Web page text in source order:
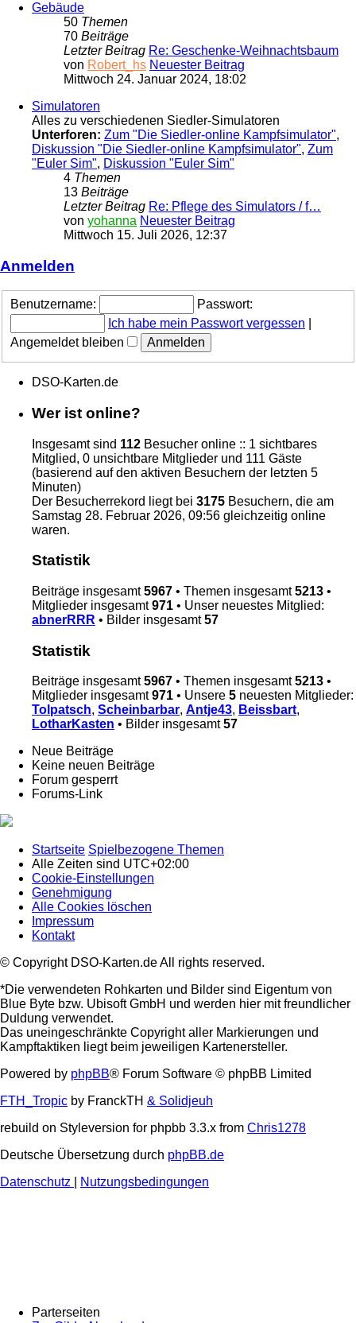
Gebäude
50 Themen
70 Beiträge
Letzter Beitrag Re: Geschenke-Weihnachtsbaum
von Robert_hs Neuester Beitrag
Mittwoch 24. Januar 2024, 18:02
Simulatoren
Alles zu verschiedenen Siedler-Simulatoren
Unterforen: Zum "Die Siedler-online Kampfsimulator",
Diskussion "Die Siedler-online Kampfsimulator", Zum
"Euler Sim", Diskussion "Euler Sim"
4 Themen
13 Beiträge
Letzter Beitrag Re: Pflege des Simulators / f…
von yohanna Neuester Beitrag
Mittwoch 15. Juli 2026, 12:37
Anmelden
Benutzername:
Passwort:
Ich habe mein Passwort vergessen
Angemeldet bleiben
DSO-Karten.de
Wer ist online?
Insgesamt sind 112 Besucher online :: 1 sichtbares
Mitglied, 0 unsichtbare Mitglieder und 111 Gäste
(basierend auf den aktiven Besuchern der letzten 5
Minuten)
Der Besucherrekord liegt bei 3175 Besuchern, die am
Samstag 28. Februar 2026, 09:56 gleichzeitig online
waren.
Statistik
Beiträge insgesamt5967 • Themen insgesamt5213 •
Mitglieder insgesamt971 • Unser neuestes Mitglied:
abnerRRR • Bilder insgesamt57
Statistik
Beiträge insgesamt5967 • Themen insgesamt5213 •
Mitglieder insgesamt971 • Unsere 5 neuesten Mitglieder:
Tolpatsch, Scheinbarbar, Antje43, Beissbart,
LotharKasten • Bilder insgesamt57
Neue Beiträge
Keine neuen Beiträge
Forum gesperrt
Forums-Link
Startseite Spielbezogene Themen
Alle Zeiten sind UTC+02:00
Cookie-Einstellungen
Genehmigung
Alle Cookies löschen
Impressum
Kontakt
© Copyright DSO-Karten.de All rights reserved.
*Die verwendeten Rohkarten und Bilder sind Eigentum von
Blue Byte bzw. Ubisoft GmbH und werden hier mit freundlicher
Duldung verwendet.
Das uneingeschränkte Copyright aller Markierungen und
Kampftaktiken liegt beim jeweiligen Kartenersteller.
Powered by phpBB® Forum Software © phpBB Limited
FTH_Tropic by FranckTH & Solidjeuh
rebuild on Styleversion for phpbb 3.3.x from Chris1278
Deutsche Übersetzung durch phpBB.de
Datenschutz
Nutzungsbedingungen
Parterseiten